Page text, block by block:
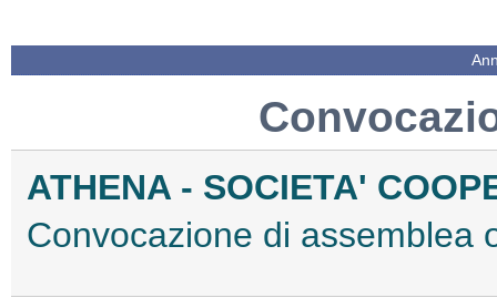
ATHENA - SOCIETA'
Convocazione di assemblea